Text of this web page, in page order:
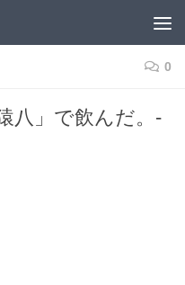
0
八」で飲んだ。-